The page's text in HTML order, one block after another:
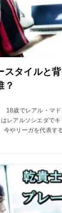
スタイルと
？
18歳でレアル・マ
レアルソシエダで
やリーガを代表す